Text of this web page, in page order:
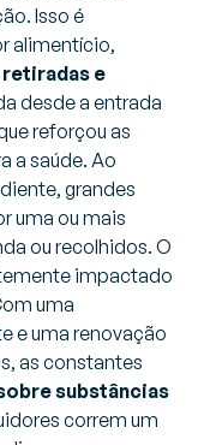
Isso é
alimentício,
e
desde a entrada
reforçou as
a saúde. Ao
grandes
uma ou mais
ou recolhidos. O
impactado
uma
e uma renovação
as constantes
substâncias
correm um